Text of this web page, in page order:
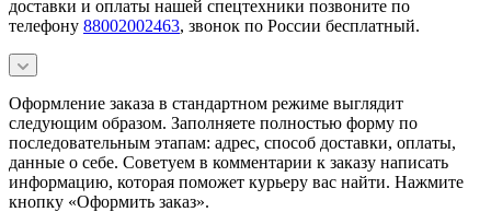
доставки и оплаты нашей спецтехники позвоните по
телефону 88002002463, звонок по России бесплатный.
Оформление заказа в стандартном режиме выглядит
следующим образом. Заполняете полностью форму по
последовательным этапам: адрес, способ доставки, оплаты,
данные о себе. Советуем в комментарии к заказу написать
информацию, которая поможет курьеру вас найти. Нажмите
кнопку «Оформить заказ».